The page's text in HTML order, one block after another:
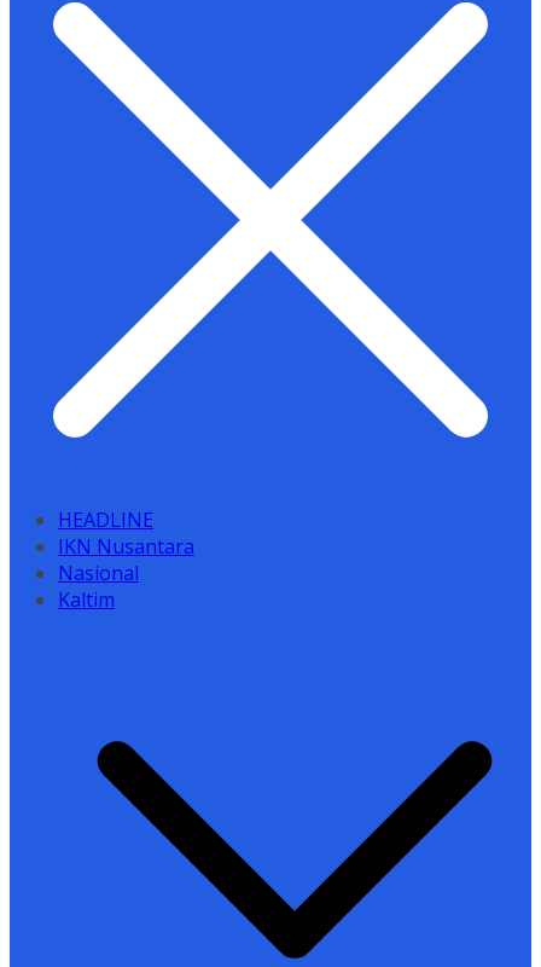
HEADLINE
IKN Nusantara
Nasional
Kaltim